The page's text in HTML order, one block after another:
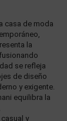
casa de moda
la
se refleja
de diseño
y exigente.
equilibra la
y